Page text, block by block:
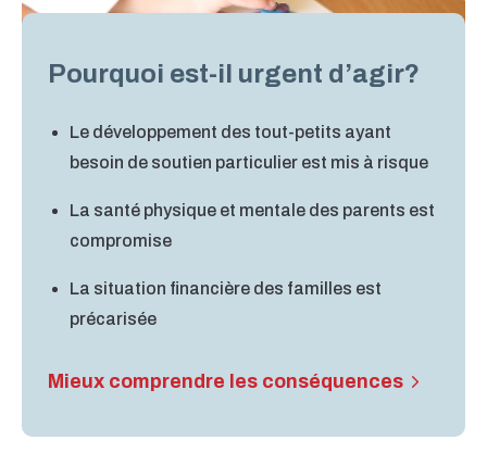
Pourquoi est-il urgent d’agir?
Le développement des tout-petits ayant
besoin de soutien particulier est mis à risque
La santé physique et mentale des parents est
compromise
La situation financière des familles est
précarisée
Mieux comprendre les conséquences